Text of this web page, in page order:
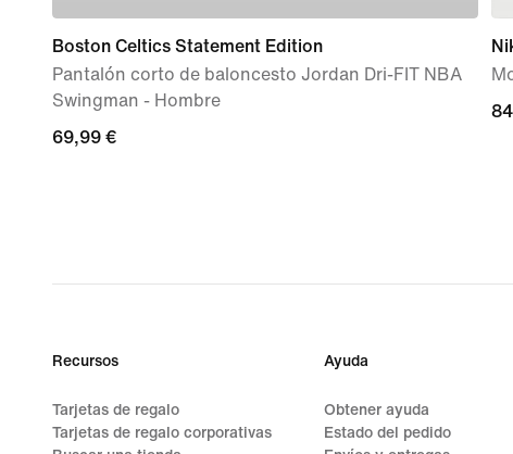
Boston Celtics Statement Edition
Pantalón corto de baloncesto Jordan Dri-FIT NBA
Swingman - Hombre
69,99 €
69,99 €
Recursos
Tarjetas de regalo
Tarjetas de regalo corporativas
Ayuda
Obtener ayuda
Estado del pedido